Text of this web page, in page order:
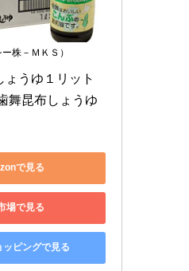
株－ＭＫＳ）
ょうゆ１リット
舞昆布しょうゆ
で見る
場で見る
ピングで見る